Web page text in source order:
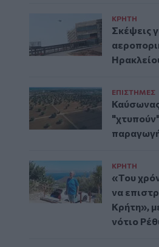
ΚΡΗΤΗ
Σκέψεις
ΕΠΙΣΤΗΜΕΣ
ΚΡΗΤΗ
«Του
να
Κρήτη»,
νότιο